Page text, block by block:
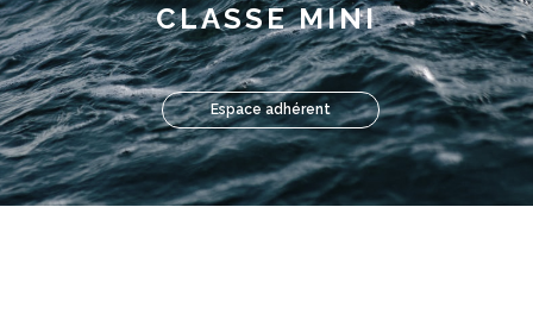
CLASSE MINI
Espace adhérent